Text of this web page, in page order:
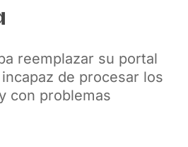
reemplazar su portal
de procesar los
con problemas